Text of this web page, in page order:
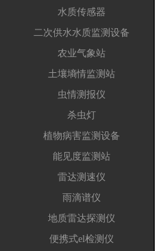
水质传感器
二次供水水质监测设备
农业气象站
土壤墒情监测站
虫情测报仪
杀虫灯
植物病害监测设备
能见度监测站
雷达测速仪
雨滴谱仪
地质雷达探测仪
便携式el检测仪